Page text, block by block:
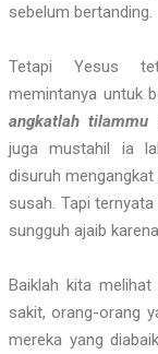
sebelum bertanding.
Tetapi Yesus
memintanya untuk
angkatlah tilammu
juga mustahil ia
disuruh
susah. Tapi
sungguh ajaib
Baiklah kita
sakit, orang-orang
mereka yang